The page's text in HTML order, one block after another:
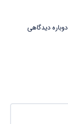
دیدگاهی